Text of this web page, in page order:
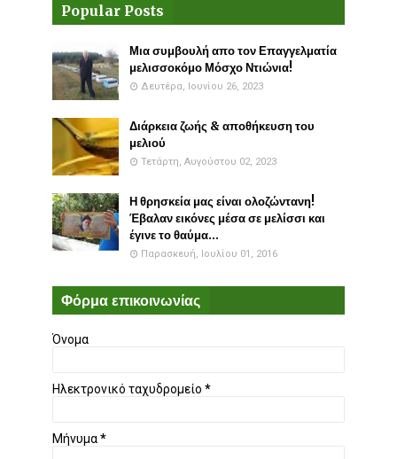
Popular Posts
Μια συμβουλή απο τον Επαγγελματία
μελισσοκόμο Μόσχο Ντιώνια!
Δευτέρα, Ιουνίου 26, 2023
Διάρκεια ζωής & αποθήκευση του
μελιού
Τετάρτη, Αυγούστου 02, 2023
Η θρησκεία μας είναι ολοζώντανη!
Έβαλαν εικόνες μέσα σε μελίσσι και
έγινε το θαύμα...
Παρασκευή, Ιουλίου 01, 2016
Φόρμα επικοινωνίας
Όνομα
Ηλεκτρονικό ταχυδρομείο *
Μήνυμα*